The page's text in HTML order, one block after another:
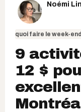
Noémi
quoi faire le week-
9
12 $